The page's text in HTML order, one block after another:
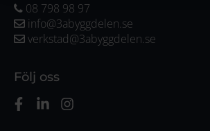
08 798 98 97
info@3abyggdelen.se
verkstad@3abyggdelen.se
Följ oss